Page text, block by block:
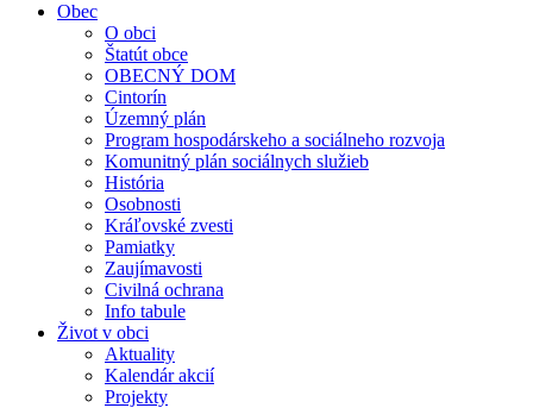
Obec
O obci
Štatút obce
OBECNÝ DOM
Cintorín
Územný plán
Program hospodárskeho a sociálneho rozvoja
Komunitný plán sociálnych služieb
História
Osobnosti
Kráľovské zvesti
Pamiatky
Zaujímavosti
Civilná ochrana
Info tabule
Život v obci
Aktuality
Kalendár akcií
Projekty